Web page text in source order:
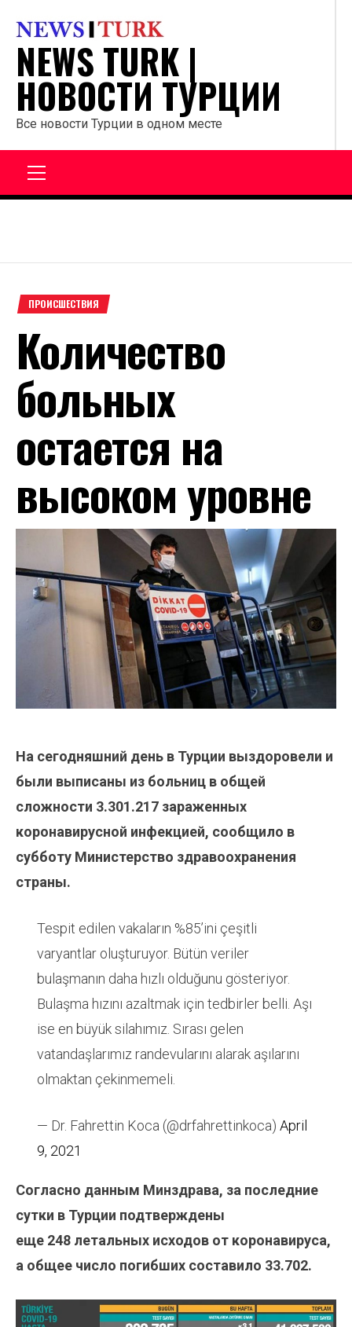
содержанию
NEWS TURK |
НОВОСТИ ТУРЦИИ
Все новости Турции в одном месте
ПРОИСШЕСТВИЯ
Количество
больных
остается на
высоком уровне
На сегодняшний день в Турции выздоровели и
были выписаны из больниц в общей
сложности 3.301.217 зараженных
коронавирусной инфекцией, сообщило в
субботу Министерство здравоохранения
страны.
Tespit edilen vakaların %85’ini çeşitli
varyantlar oluşturuyor. Bütün veriler
bulaşmanın daha hızlı olduğunu gösteriyor.
Bulaşma hızını azaltmak için tedbirler belli. Aşı
ise en büyük silahımız. Sırası gelen
vatandaşlarımız randevularını alarak aşılarını
olmaktan çekinmemeli.
— Dr. Fahrettin Koca (@drfahrettinkoca) April
9, 2021
Согласно данным Минздрава, за последние
сутки в Турции подтверждены
еще 248 летальных исходов от коронавируса,
а общее число погибших составило 33.702.